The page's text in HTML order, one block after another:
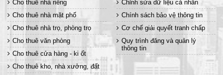
Cho thuê nhà riêng
Cho thuê nhà mặt phố
Cho thuê nhà trọ, phòng trọ
Cho thuê văn phòng
Cho thuê cửa hàng - ki ốt
Cho thuê kho, nhà xưởng, đất
Chỉnh sửa dữ liệu cá nhân
Chính sách bảo vệ thông tin
Cơ chế giải quyết tranh chấp
Quy trình đăng và quản lý
thông tin